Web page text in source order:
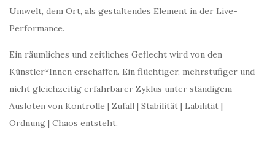
Umwelt, dem Ort, als gestaltendes Element in der Live-
Performance.
Ein räumliches und zeitliches Geflecht wird von den
Künstler*Innen erschaffen. Ein flüchtiger, mehrstufiger und
nicht gleichzeitig erfahrbarer Zyklus unter ständigem
Ausloten von Kontrolle | Zufall | Stabilität | Labilität |
Ordnung | Chaos entsteht.